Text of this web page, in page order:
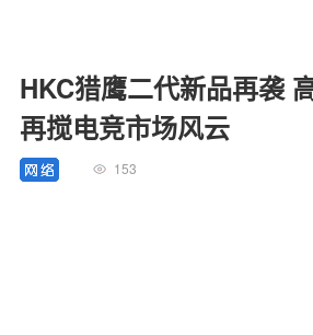
HKC猎鹰二代新品再袭
再搅电竞市场风云
153